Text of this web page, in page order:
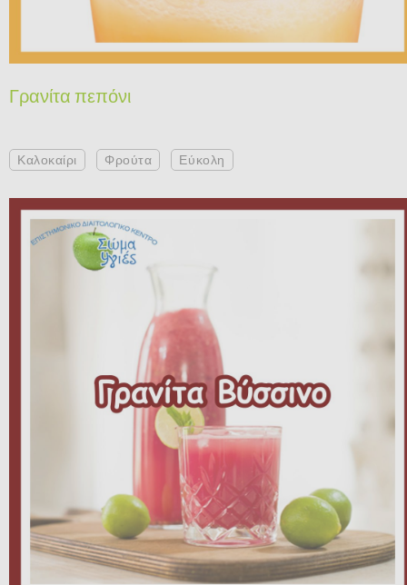
Γρανίτα πεπόνι
Καλοκαίρι Φρούτα Εύκολη